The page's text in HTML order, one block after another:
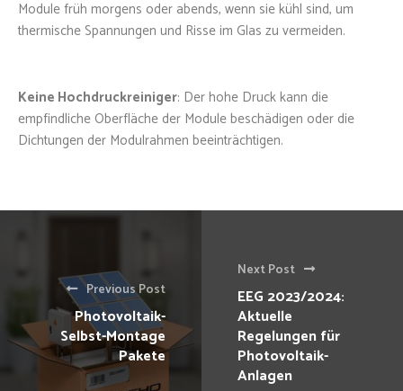
Module früh morgens oder abends, wenn sie kühl sind, um
thermische Spannungen und Risse im Glas zu vermeiden.
Keine Hochdruckreiniger: Der hohe Druck kann die
empfindliche Oberfläche der Module beschädigen oder die
Dichtungen der Modulrahmen beeinträchtigen.
Previous Post
Photovoltaik-
Selbst-Montage
Pakete
Next Post
EEG 2023/2024:
Aktuelle
Regelungen für
Photovoltaik-
Anlagen